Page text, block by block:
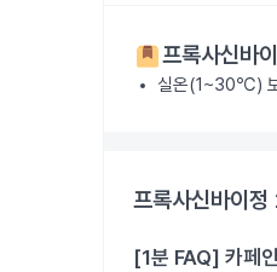
프록사신바
실온(1~30℃)
프록사신바이
[1분 FAQ] 카페